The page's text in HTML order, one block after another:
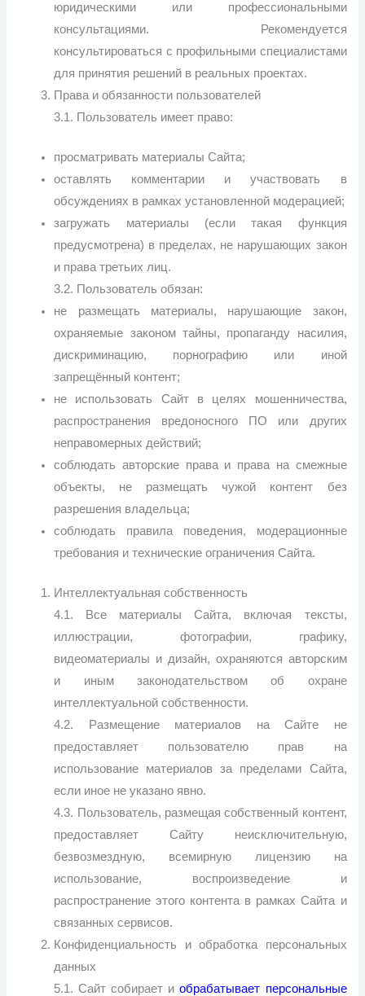
юридическими или профессиональными
консультациями. Рекомендуется
консультироваться с профильными специалистами
для принятия решений в реальных проектах.
Права и обязанности пользователей
3.1. Пользователь имеет право:
просматривать материалы Сайта;
оставлять комментарии и участвовать в
обсуждениях в рамках установленной модерацией;
загружать материалы (если такая функция
предусмотрена) в пределах, не нарушающих закон
и права третьих лиц.
3.2. Пользователь обязан:
не размещать материалы, нарушающие закон,
охраняемые законом тайны, пропаганду насилия,
дискриминацию, порнографию или иной
запрещённый контент;
не использовать Сайт в целях мошенничества,
распространения вредоносного ПО или других
неправомерных действий;
соблюдать авторские права и права на смежные
объекты, не размещать чужой контент без
разрешения владельца;
соблюдать правила поведения, модерационные
требования и технические ограничения Сайта.
Интеллектуальная собственность
4.1. Все материалы Сайта, включая тексты,
иллюстрации, фотографии, графику,
видеоматериалы и дизайн, охраняются авторским
и иным законодательством об охране
интеллектуальной собственности.
4.2. Размещение материалов на Сайте не
предоставляет пользователю прав на
использование материалов за пределами Сайта,
если иное не указано явно.
4.3. Пользователь, размещая собственный контент,
предоставляет Сайту неисключительную,
безвозмездную, всемирную лицензию на
использование, воспроизведение и
распространение этого контента в рамках Сайта и
связанных сервисов.
Конфиденциальность и обработка персональных
данных
5.1. Сайт собирает иобрабатывает персональные